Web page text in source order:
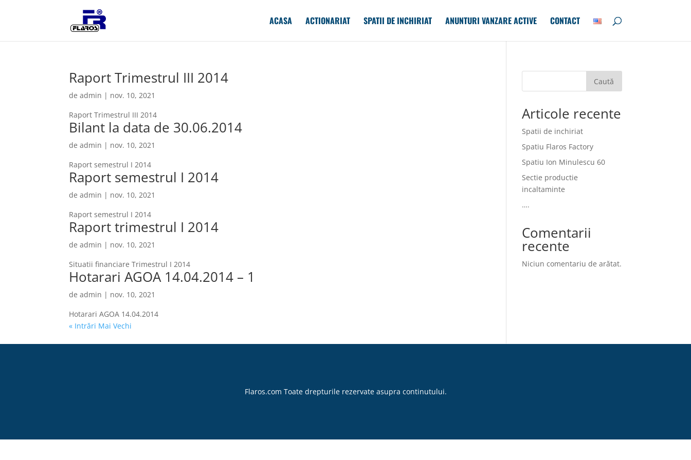
ACASA ACTIONARIAT SPATII DE INCHIRIAT ANUNTURI VANZARE ACTIVE CONTACT
Raport Trimestrul III 2014
deadmin | nov. 10, 2021
Raport Trimestrul III 2014
Bilant la data de 30.06.2014
deadmin | nov. 10, 2021
Raport semestrul I 2014
Raport semestrul I 2014
deadmin | nov. 10, 2021
Raport semestrul I 2014
Raport trimestrul I 2014
deadmin | nov. 10, 2021
Situatii financiare Trimestrul I 2014
Hotarari AGOA 14.04.2014 – 1
deadmin | nov. 10, 2021
Hotarari AGOA 14.04.2014
« Intrări Mai Vechi
Caută
Articole recente
Spatii de inchiriat
Spatiu Flaros Factory
Spatiu Ion Minulescu 60
Sectie productie
incaltaminte
….
Comentarii
recente
Niciun comentariu de arătat.
Flaros.com Toate drepturile rezervate asupra continutului.